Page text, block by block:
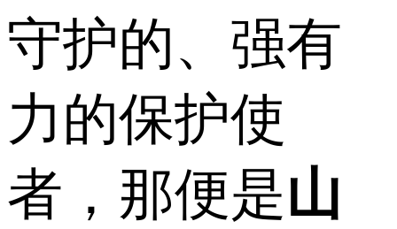
守护的、强有
力的保护使
者，那便是山